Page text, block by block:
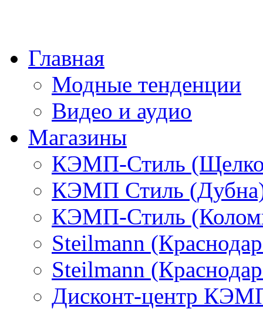
Главная
Модные тенденции
Видео и аудио
Магазины
КЭМП-Стиль
КЭМП Стиль
КЭМП-Стиль
Steilmann
Steilmann
Дисконт-центр